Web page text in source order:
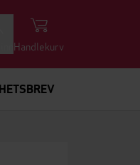
Handlekurv